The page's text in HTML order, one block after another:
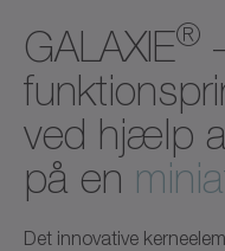
GALAXIE®
ved hjælp
på en
Det innovative